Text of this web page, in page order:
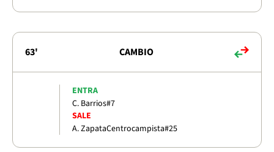
63' CAMBIO
ENTRA
C. Barrios#7
SALE
A. ZapataCentrocampista#25